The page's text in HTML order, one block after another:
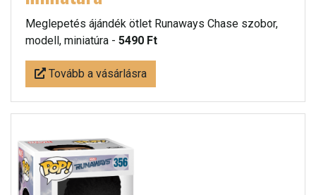
Meglepetés ájándék ötlet Runaways Chase szobor,
modell, miniatúra - 5490 Ft
Tovább a vásárlásra